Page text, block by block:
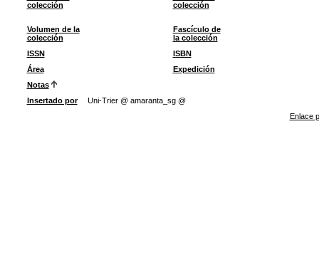
colección
colección
Volumen de la
colección
Fascículo de
la colección
ISSN
ISBN
Área
Expedición
Notas
Insertado por
Uni-Trier @ amaranta_sg @
Enlace